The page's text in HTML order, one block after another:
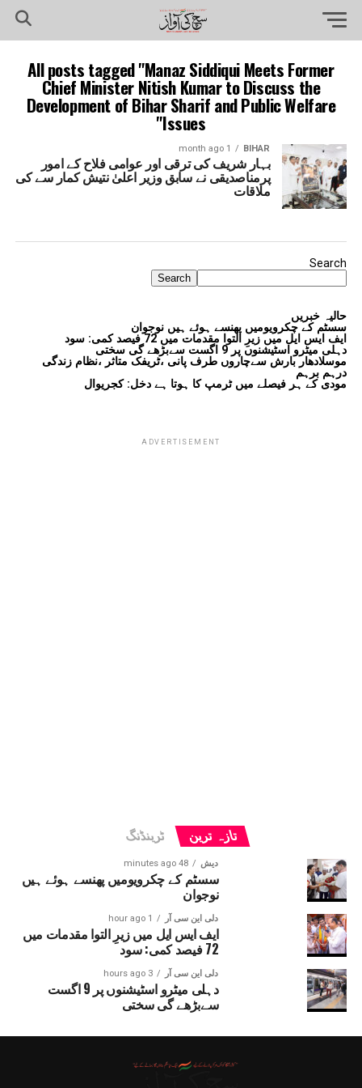
All posts tagged "Manaz Siddiqui Meets Former
Chief Minister Nitish Kumar to Discuss the
Development of Bihar Sharif and Public Welfare
Issues"
BIHAR
1 month ago
بہار شریف کی ترقی اور عوامی فلاح کے امور
پرمناصدیقی نے سابق وزیر اعلیٰ نتیش کمار سے کی
ملاقات
Search
Search
حالیہ خبریں
سسٹم کے چکرویومیں پھنسے ہوئے ہیں نوجوان
ایف ایس ایل میں زیرِ التوا مقدمات میں 72 فیصد کمی: سود
دہلی میٹرو اسٹیشنوں پر 9 اگست سےبڑھے گی سختی
موسلادھار بارش سےچاروں طرف پانی ،ٹریفک متاثر ،نظام زندگی
درہم برہم
مودی کے ہر فیصلے میں ٹرمپ کا ہوتا ہے دخل: کجریوال
ADVERTISEMENT
تازہ ترین ٹرینڈنگ
دیش 48 minutes ago
سسٹم کے چکرویومیں پھنسے ہوئے ہیں
نوجوان
دلی این سی آر 1 hour ago
ایف ایس ایل میں زیرِ التوا مقدمات میں
72 فیصد کمی: سود
دلی این سی آر 3 hours ago
دہلی میٹرو اسٹیشنوں پر 9 اگست
سےبڑھے گی سختی